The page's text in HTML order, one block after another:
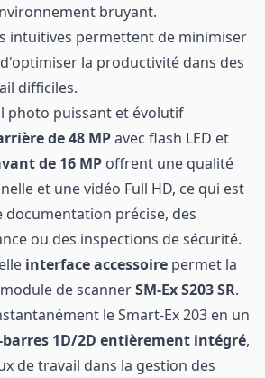
bruyant.
intuitives permettent de minimiser
la productivité dans des
difficiles.
photo puissant et évolutif
de 48 MPavec flash LED et
de 16 MP offrent une qualité
et une vidéo Full HD, ce qui est
documentation précise, des
ou des inspections de sécurité.
interface accessoire permet la
de scannerSM-Ex S203 SR.
le Smart-Ex 203 en un
barres 1D/2D entièrement intégré,
de travail dans la gestion des